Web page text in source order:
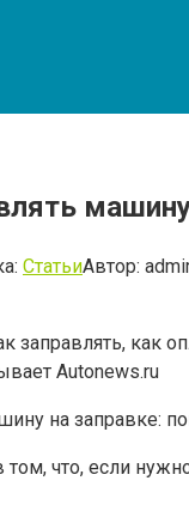
СтатьиАвтор:
заправлять,
Autonews.ru
что, если